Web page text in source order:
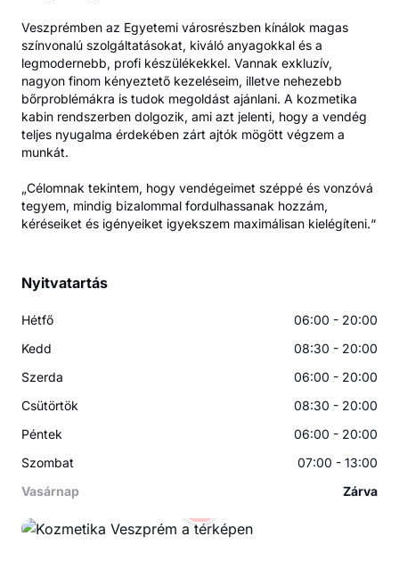
Veszprémben az Egyetemi városrészben kínálok magas
színvonalú szolgáltatásokat, kiváló anyagokkal és a
legmodernebb, profi készülékekkel. Vannak exkluzív,
nagyon finom kényeztető kezeléseim, illetve nehezebb
bőrproblémákra is tudok megoldást ajánlani. A kozmetika
kabin rendszerben dolgozik, ami azt jelenti, hogy a vendég
teljes nyugalma érdekében zárt ajtók mögött végzem a
munkát.
„Célomnak tekintem, hogy vendégeimet széppé és vonzóvá
tegyem, mindig bizalommal fordulhassanak hozzám,
kéréseiket és igényeiket igyekszem maximálisan kielégíteni.“
Nyitvatartás
Hétfő
06:00 - 20:00
Kedd
08:30 - 20:00
Szerda
06:00 - 20:00
Csütörtök
08:30 - 20:00
Péntek
06:00 - 20:00
Szombat
07:00 - 13:00
Vasárnap
Zárva